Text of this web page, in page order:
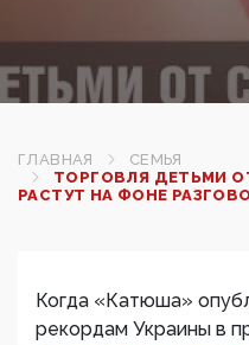
ГЛАВНАЯ
СЕМЬЯ
ТОРГОВЛЯ ДЕТЬМИ
РАСТУТ НА ФОНЕ
Когда «Катюша»
рекордам Украины в